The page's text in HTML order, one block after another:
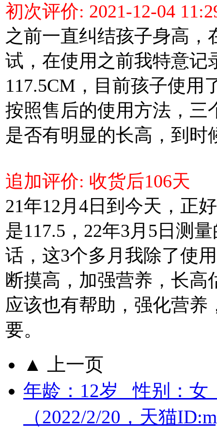
初次评价: 2021-12-04
之前一直纠结孩子身高
试，在使用之前我特意记
117.5CM，目前孩子使用
按照售后的使用方法，三
是否有明显的长高，到时
追加评价: 收货后106天
21年12月4日到今天，正
是117.5，22年3月5日测
话，这3个多月我除了使
断摸高，加强营养，长高
应该也有帮助，强化营养
要。
▲ 上一页
年龄：12岁 性别：
（2022/2/20，天猫